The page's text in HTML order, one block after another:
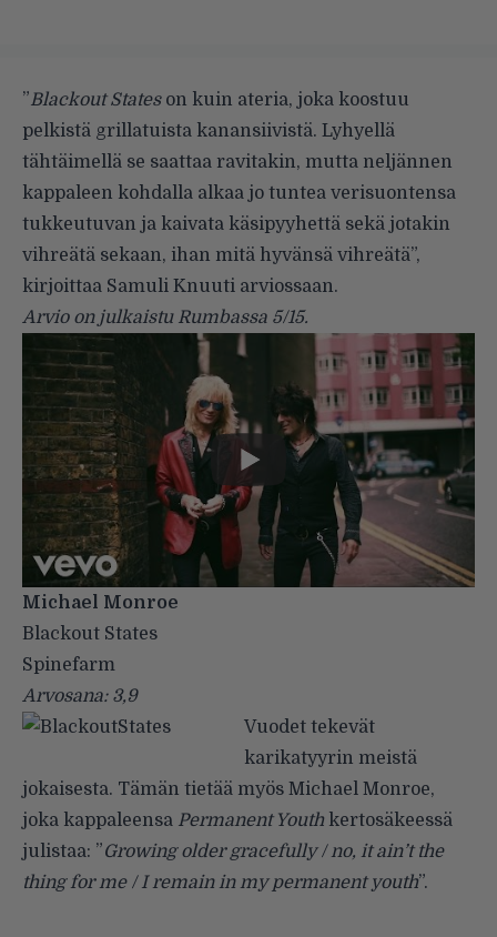
”Blackout Stateson kuin ateria, joka koostuu
pelkistä grillatuista kanansiivistä. Lyhyellä
tähtäimellä se saattaa ravitakin, mutta neljännen
kappaleen kohdalla alkaa jo tuntea verisuontensa
tukkeutuvan ja kaivata käsipyyhettä sekä jotakin
vihreätä sekaan, ihan mitä hyvänsä vihreätä”,
kirjoittaa Samuli Knuuti arviossaan.
Arvio on julkaistu Rumbassa 5/15.
Michael Monroe
Blackout States
Spinefarm
Arvosana: 3,9
Vuodet tekevät
karikatyyrin meistä
jokaisesta. Tämän tietää myös Michael Monroe,
joka kappaleensa Permanent Youth kertosäkeessä
julistaa: ”Growing older gracefully / no, it ain’t the
thing for me / I remain in my permanent youth”.